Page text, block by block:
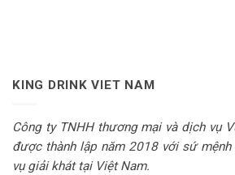
KING DRINK VIET NAM
Công ty TNHH thương mại và dịch vụ
được thành lập năm 2018 với sứ mệnh
vụ giải khát tại Việt Nam.